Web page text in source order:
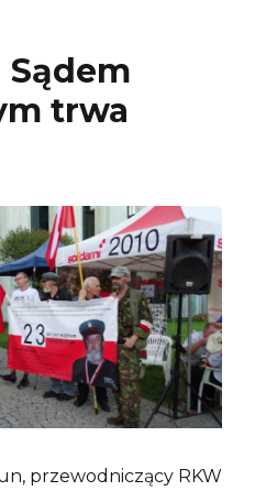
trwa
przewodniczący RKW